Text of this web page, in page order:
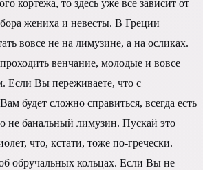
кортежа, то здесь уже все зависит от
жениха и невесты. В Греции
вовсе не на лимузине, а на осликах.
венчание, молодые и вовсе
Если Вы переживаете, что с
будет сложно справиться, всегда есть
не банальный лимузин. Пускай это
что, кстати, тоже по-гречески.
обручальных кольцах. Если Вы не